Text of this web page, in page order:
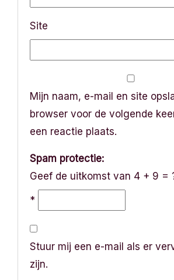
Site
Mijn naam, e-mail en site
browser voor de volgende
een reactie plaats.
Spam protectie:
Geef de uitkomst van 4 + 9 =
*
Stuur mij een e-mail als er
zijn.